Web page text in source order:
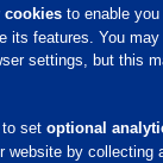
cookies to enable
its features. You
settings, but this
to setoptional
website by collecting